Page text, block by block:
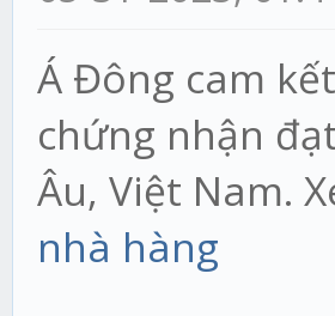
Á Đông cam
chứng nhận
Âu, Việt Nam.
nhà hàng